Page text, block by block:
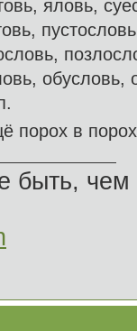
яловь,
обусловь,
порох в
быть, чем